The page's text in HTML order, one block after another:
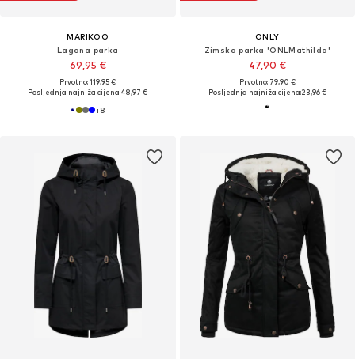
MARIKOO
Lagana parka
69,95 €
Prvotno: 119,95 €
Posljednja najniža cijena:48,97 €
+8
ONLY
Zimska parka 'ONLMathilda'
47,90 €
Prvotno: 79,90 €
Posljednja najniža cijena:23,96 €